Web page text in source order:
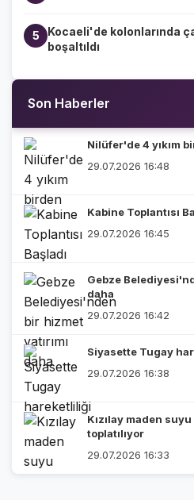
5
Kocaeli'de kolonlarında
boşaltıldı
Son Haberler
Nilüfer'de 4 yıkım
29.07.2026 16:48
Kabine Toplantısı
29.07.2026 16:45
Gebze
daha
29.07.2026 16:42
Siyasette Tugay
29.07.2026 16:38
Kızılay maden
toplatılıyor
29.07.2026 16:33